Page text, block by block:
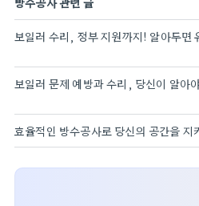
효율적인 방수공사로 당신의 공간을 지